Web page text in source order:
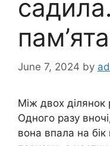
June 7, 2024 by
Між двох ділянок
Одного разу
вона впала на